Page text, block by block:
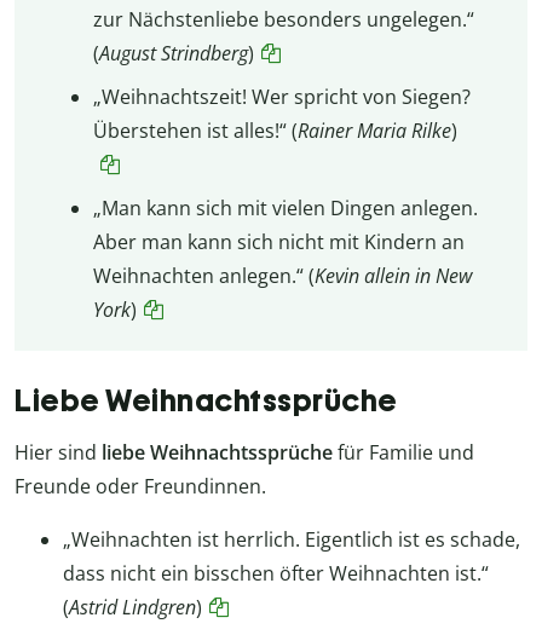
zur Nächstenliebe besonders ungelegen.“
(August Strindberg)
„Weihnachtszeit! Wer spricht von Siegen?
Überstehen ist alles!“ (Rainer Maria Rilke)
„Man kann sich mit vielen Dingen anlegen.
Aber man kann sich nicht mit Kindern an
Weihnachten anlegen.“ (Kevin allein in New
York)
Liebe Weihnachtssprüche
Hier sind liebe Weihnachtssprüchefür Familie und
Freunde oder Freundinnen.
„Weihnachten ist herrlich. Eigentlich ist es schade,
dass nicht ein bisschen öfter Weihnachten ist.“
(Astrid Lindgren)